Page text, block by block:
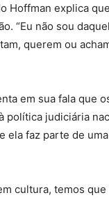
Hoffman explica
“Eu não sou
querem ou
em sua fala que
política judiciária
ela faz parte de
cultura, temos